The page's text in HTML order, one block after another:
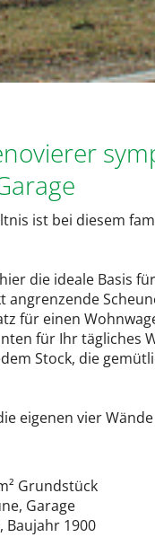
ist bei diesem
die ideale Basis
für einen
für Ihr tägliches
Stock, die
eigenen vier
Grundstück
Garage
Baujahr 1900